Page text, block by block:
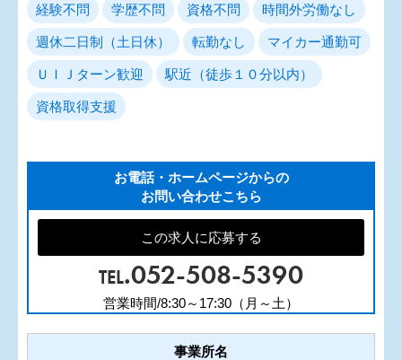
経験不問 学歴不問 資格不問 時間外労働なし
週休二日制（土日休） 転勤なし マイカー通勤可
ＵＩＪターン歓迎 駅近（徒歩１０分以内）
資格取得支援
お電話・ホームページからの
お問い合わせこちら
この求人に応募する
TEL.052-508-5390
営業時間/8:30～17:30（月～土）
事業所名